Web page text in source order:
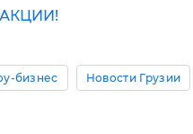
бизнес Новости Грузии